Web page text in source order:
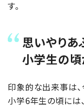
す。
思いやりあ
小学生の頃
印象的な出来事は、
小学6年生の頃には